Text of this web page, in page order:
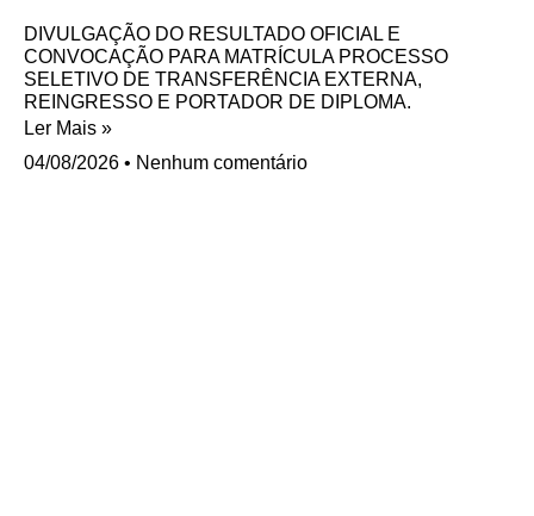
DIVULGAÇÃO DO RESULTADO OFICIAL E
CONVOCAÇÃO PARA MATRÍCULA PROCESSO
SELETIVO DE TRANSFERÊNCIA EXTERNA,
REINGRESSO E PORTADOR DE DIPLOMA.
Ler Mais »
04/08/2026
Nenhum comentário